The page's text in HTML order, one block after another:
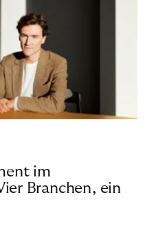
im
Branchen, ein